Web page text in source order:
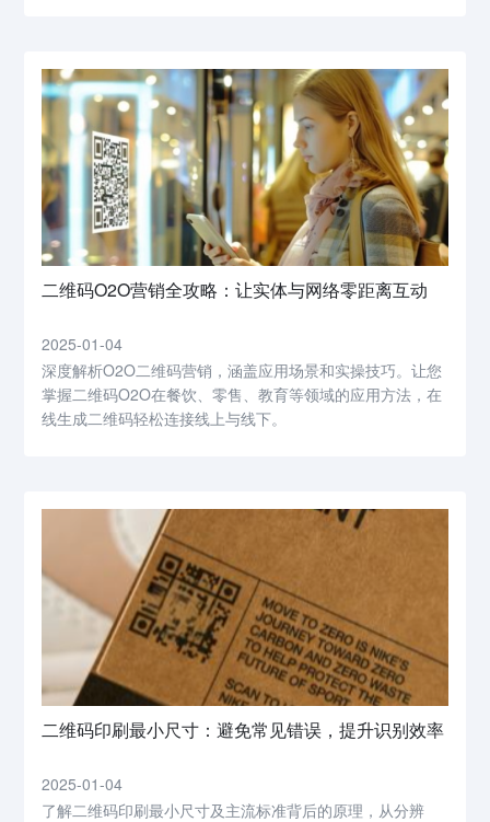
二维码O2O营销全攻略：让实体与网络零距离互动
2025-01-04
深度解析O2O二维码营销，涵盖应用场景和实操技巧。让您
掌握二维码O2O在餐饮、零售、教育等领域的应用方法，在
线生成二维码轻松连接线上与线下。
二维码印刷最小尺寸：避免常见错误，提升识别效率
2025-01-04
了解二维码印刷最小尺寸及主流标准背后的原理，从分辨